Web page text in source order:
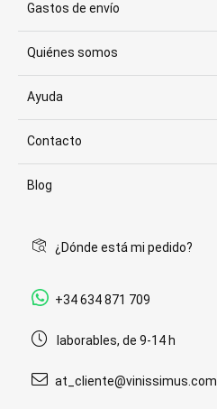
Gastos de envío
Quiénes somos
Ayuda
Contacto
Blog
¿Dónde está mi pedido?
+34 634 871 709
laborables, de 9-14 h
at_cliente@vinissimus.com